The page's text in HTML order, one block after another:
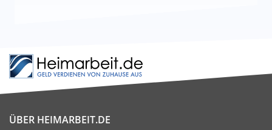
ÜBER HEIMARBEIT.DE